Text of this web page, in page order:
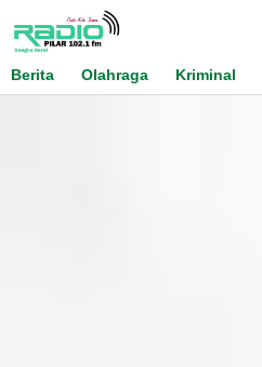
content
Berita
Olahraga Kriminal